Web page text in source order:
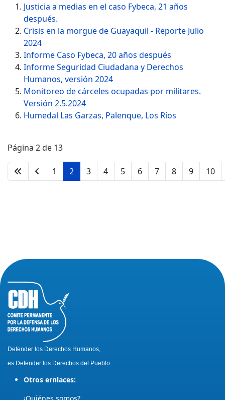
Justicia a medias en el caso Fybeca, 21 años
después.
Crisis en la morgue de Guayaquil - Reporte Julio
2024
Informe Caso Fybeca, 20 años después
Informe Seguridad Ciudadana y Derechos
Humanos, versión 2024
Monitoreo de cárceles ocupadas por militares.
Versión 2.5.2024
Humedal Las Garzas, Palenque, Los Ríos
Página 2 de 13
1 2 3 4 5 6 7 8 9 10
Defender los Derechos Humanos,
es Defender los Derechos del Pueblo.
Otros ernlaces: